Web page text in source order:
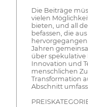
Die Beiträge
vielen
bieten, und all
befassen, die
Jahren
über
Innovation und
menschlichen
Transformation
Abschnitt